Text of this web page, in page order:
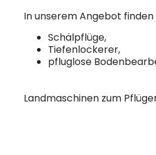
In unserem Angebot
Schälpflüge,
Tiefenlockerer,
pfluglose
Landmaschinen zum